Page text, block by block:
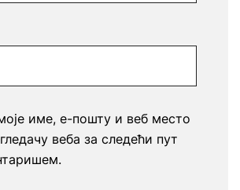
име, е-пошту и веб место
веба за следећи пут